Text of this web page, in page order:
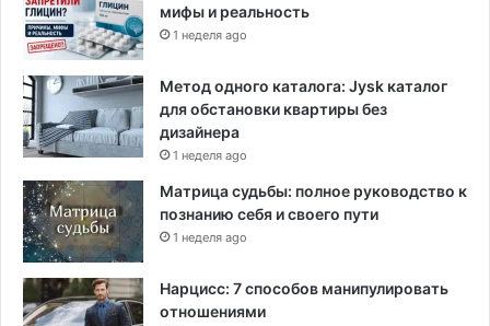
мифы и реальность
1 неделя ago
Метод одного каталога: Jysk каталог
для обстановки квартиры без
дизайнера
1 неделя ago
Матрица судьбы: полное руководство к
познанию себя и своего пути
1 неделя ago
Нарцисс: 7 способов манипулировать
отношениями